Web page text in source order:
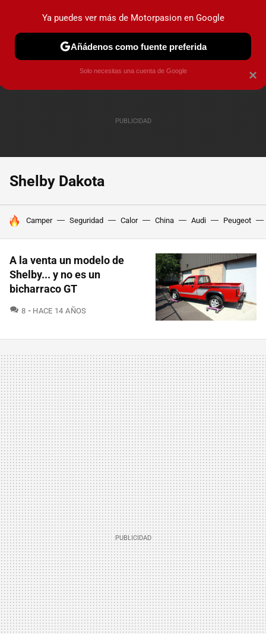
PRUEBAS COCHES ELÉCTRICOS OBSERVATORIO
Shelby Dakota
HOY SE HABLA DE
Camper Seguridad Calor China Audi Peugeot
A la venta un modelo de
Shelby... y no es un
bicharraco GT
8 COMENTARIOS
HACE 14 AÑOS
×
Ya puedes ver más de Motorpasion en Google
Añádenos como fuente preferida
Solo necesitas una cuenta de Google